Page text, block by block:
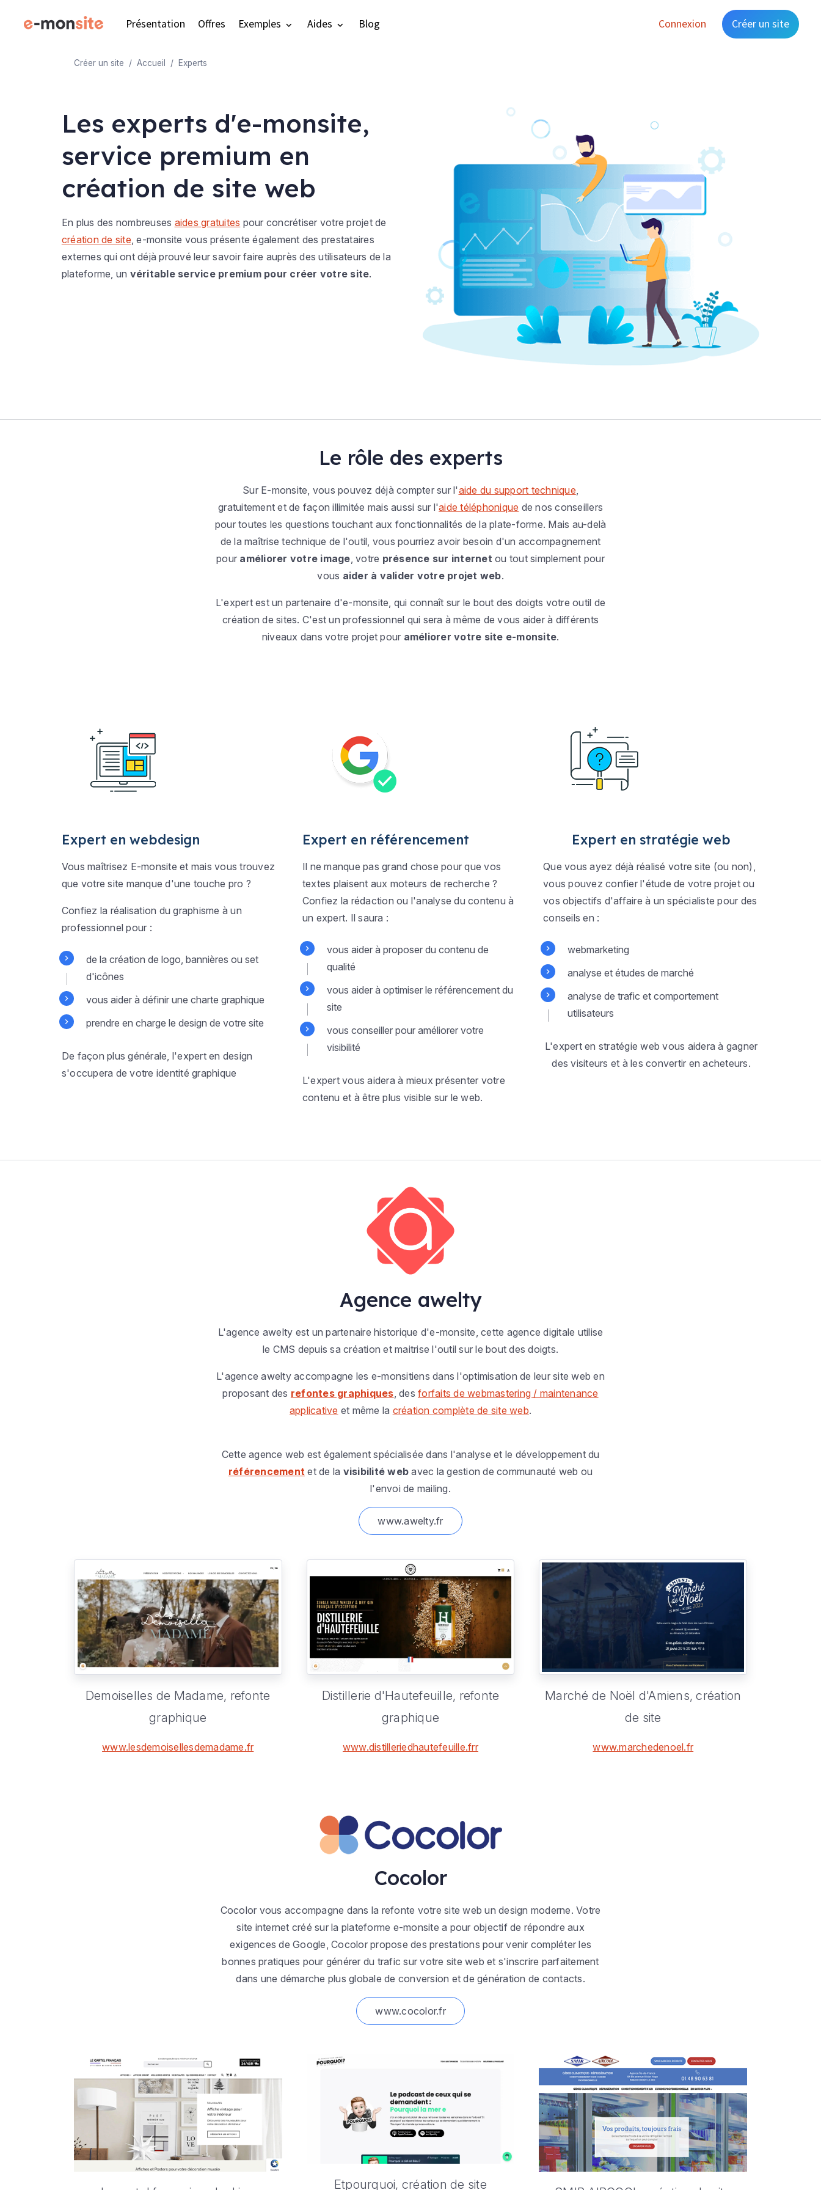
Présentation Offres Exemples Aides Blog Connexion Créer un site
Créer un site Accueil Experts
Les experts d'e-monsite,
service premium en
création de site web
En plus des nombreuses aides gratuites pour concrétiser votre projet de
création de site, e-monsite vous présente également des prestataires
externes qui ont déjà prouvé leur savoir faire auprès des utilisateurs de la
plateforme, un véritable service premium pour créer votre site.
Le rôle des experts
Sur E-monsite, vous pouvez déjà compter sur l'aide du support technique
gratuitement et de façon illimitée mais aussi sur l'aide téléphonique de nos conseillers
pour toutes les questions touchant aux fonctionnalités de la plate-forme. Mais au-delà
de la maîtrise technique de l'outil, vous pourriez avoir besoin d'un accompagnement
pour améliorer votre image , votre présence sur internet ou tout simplement pour
vous aider à valider votre projet web.
L'expert est un partenaire d'e-monsite, qui connaît sur le bout des doigts votre outil de
création de sites. C'est un professionnel qui sera à même de vous aider à différents
niveaux dans votre projet pour améliorer votre site e-monsite.
Expert en webdesign
Vous maîtrisez E-monsite et mais vous trouvez
que votre site manque d'une touche pro ?
Confiez la réalisation du graphisme à un
professionnel pour :
de la création de logo, bannières ou set
d'icônes
vous aider à définir une charte graphique
prendre en charge le design de votre site
De façon plus générale, l'expert en design
s'occupera de votre identité graphique
Expert en référencement
Il ne manque pas grand chose pour que vos
textes plaisent aux moteurs de recherche ?
Confiez la rédaction ou l'analyse du contenu à
un expert. Il saura :
vous aider à proposer du contenu de
qualité
vous aider à optimiser le référencement du
site
vous conseiller pour améliorer votre
visibilité
L'expert vous aidera à mieux présenter votre
contenu et à être plus visible sur le web.
Expert en stratégie web
Que vous ayez déjà réalisé votre site (ou non),
vous pouvez confier l'étude de votre projet ou
vos objectifs d'affaire à un spécialiste pour des
conseils en :
webmarketing
analyse et études de marché
analyse de trafic et comportement
utilisateurs
L'expert en stratégie web vous aidera à gagner
des visiteurs et à les convertir en acheteurs.
Agence awelty
L'agence awelty est un partenaire historique d'e-monsite, cette agence digitale utilise
le CMS depuis sa création et maitrise l'outil sur le bout des doigts.
L'agence awelty accompagne les e-monsitiens dans l'optimisation de leur site web en
proposant des refontes graphiques , desforfaits de webmastering / maintenance
applicative et même la création complète de site web.
Cette agence web est également spécialisée dans l'analyse et le développement du
référencement et de la visibilité web avec la gestion de communauté web ou
l'envoi de mailing.
www.awelty.fr
Demoiselles de Madame, refonte
graphique
www.lesdemoisellesdemadame.fr
Distillerie d'Hautefeuille, refonte
graphique
www.distilleriedhautefeuille.frr
Marché de Noël d'Amiens,création
de site
www.marchedenoel.fr
Cocolor
Cocolor vous accompagne dans la refonte votre site web un design moderne. Votre
site internet créé sur la plateforme e-monsite a pour objectif de répondre aux
exigences de Google, Cocolor propose des prestations pour venir compléter les
bonnes pratiques pour générer du trafic sur votre site web et s'inscrire parfaitement
dans une démarche plus globale de conversion et de génération de contacts.
www.cocolor.fr
Etpourquoi, création de site